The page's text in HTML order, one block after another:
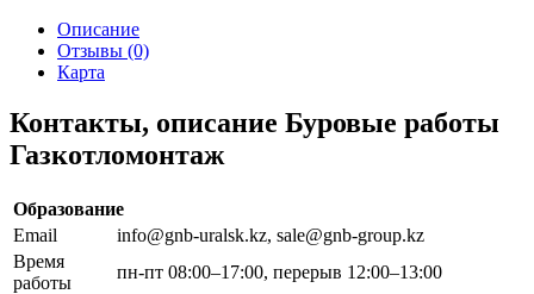
Описание
Отзывы (0)
Карта
Контакты, описание Буровые работы
Газкотломонтаж
Образование
Email
info@gnb-uralsk.kz, sale@gnb-group.kz
Время
работы
пн-пт 08:00–17:00, перерыв 12:00–13:00